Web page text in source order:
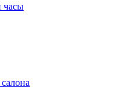
часы